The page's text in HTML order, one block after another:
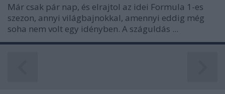
Már csak pár nap, és elrajtol az idei Formula 1-es
szezon, annyi világbajnokkal, amennyi eddig még
soha nem volt egy idényben. A száguldás ...